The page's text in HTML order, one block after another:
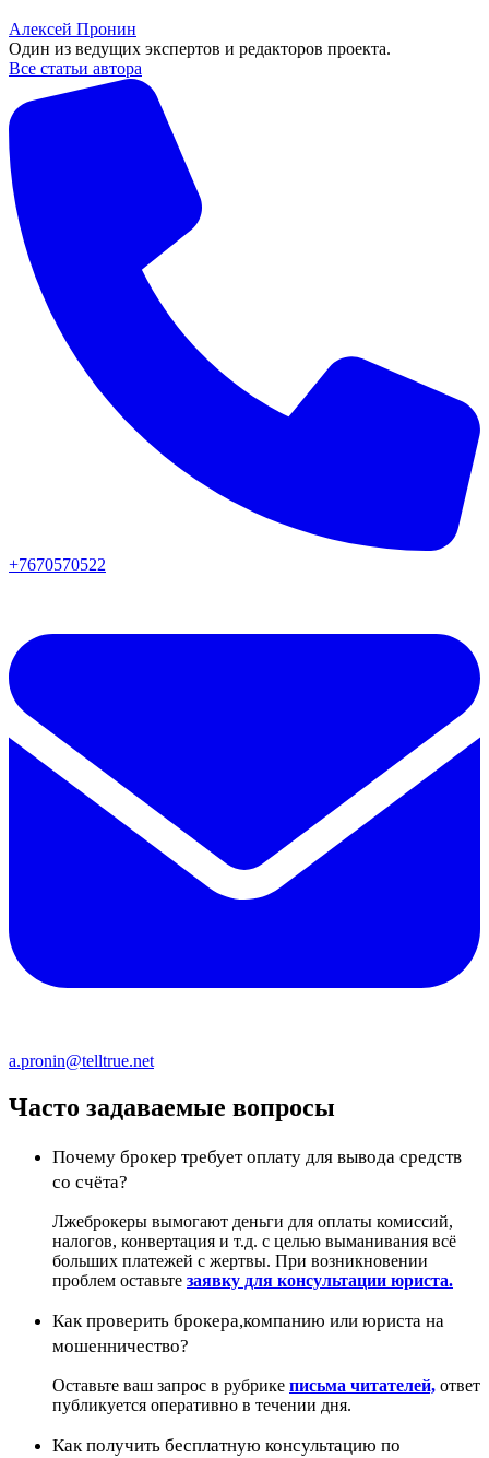
Алексей Пронин
Один из ведущих экспертов и редакторов проекта.
Все статьи автора
+7670570522
a.pronin@telltrue.net
Часто задаваемые вопросы
Почему брокер требует оплату для вывода средств
со счёта?
Лжеброкеры вымогают деньги для оплаты комиссий,
налогов, конвертация и т.д. с целью выманивания всё
больших платежей с жертвы. При возникновении
проблем оставьте заявку для консультации юриста.
Как проверить брокера,компанию или юриста на
мошенничество?
Оставьте ваш запрос в рубрике письма читателей, ответ
публикуется оперативно в течении дня.
Как получить бесплатную консультацию по